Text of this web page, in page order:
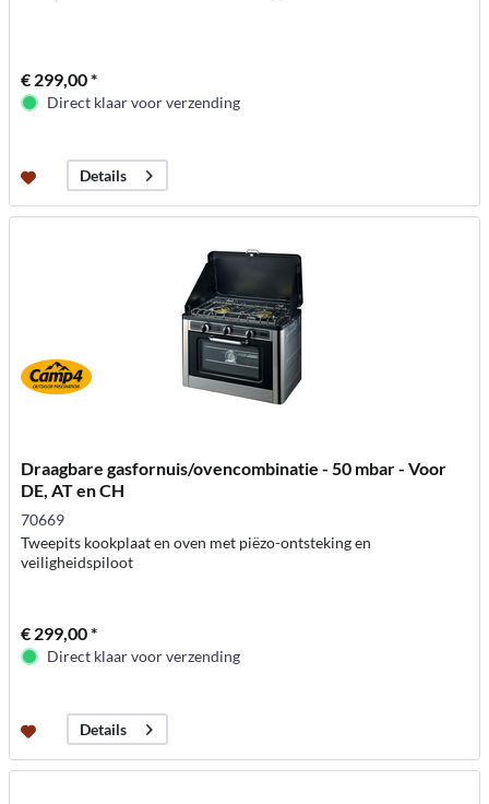
€ 299,00 *
Direct klaar voor verzending
Details
Draagbare gasfornuis/ovencombinatie - 50 mbar - Voor
DE, AT en CH
70669
Tweepits kookplaat en oven met piëzo-ontsteking en
veiligheidspiloot
€ 299,00 *
Direct klaar voor verzending
Details